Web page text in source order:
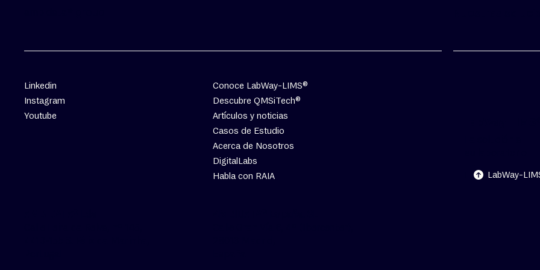
Linkedin
Instagram
Youtube
Conoce LabWay-LIMS®
Descubre QMSiTech®
Artículos y noticias
Casos de Estudio
Acerca de Nosotros
DigitalLabs
Habla con RAIA
LabWay-